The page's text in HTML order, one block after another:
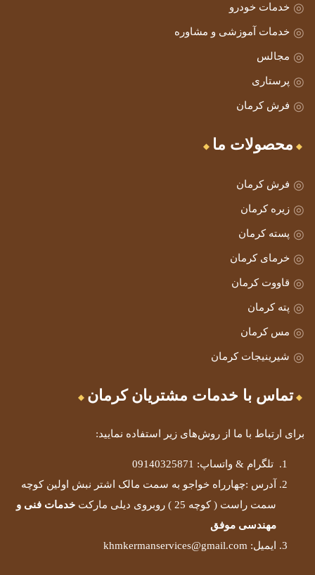
خدمات خودرو
خدمات آموزشی و مشاوره
مجالس
پرستاری
فرش کرمان
محصولات ما
فرش کرمان
زیره کرمان
پسته کرمان
خرمای کرمان
قاووت کرمان
پته کرمان
مس کرمان
شیرینیجات کرمان
تماس با خدمات مشتریان کرمان
برای ارتباط با ما از روش‌های زیر استفاده نمایید:
تلگرام & واتساپ: 09140325871
آدرس :چهارراه خواجو به سمت مالک اشتر نبش اولین کوچه
سمت راست ( کوچه 25 ) روبروی دیلی مارکت
خدمات فنی و
مهندسی موفق
ایمیل: khmkermanservices@gmail.com